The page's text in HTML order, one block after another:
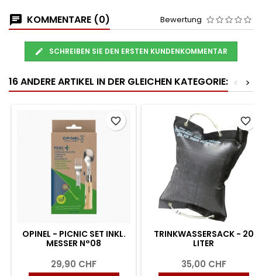
KOMMENTARE (0) Bewertung
SCHREIBEN SIE DEN ERSTEN KUNDENKOMMENTAR
16 ANDERE ARTIKEL IN DER GLEICHEN KATEGORIE: >
<
OPINEL - PICNIC SET INKL.
MESSER N°08
29,90 CHF
favorite_border
TRINKWASSERSACK - 20
LITER
35,00 CHF
favorite_border